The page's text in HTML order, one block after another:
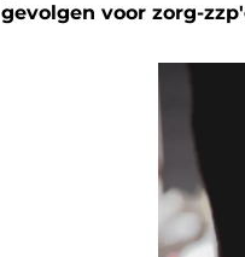
gevolgen voor zorg-